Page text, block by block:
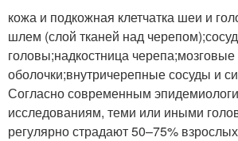
кожа и подкожная клетчатка шеи и
шлем (слой тканей над
головы;надкостница черепа;мозговые
оболочки;внутричерепные сосуды и
Согласно современным
исследованиям, теми или иными
регулярно страдают 50–75%